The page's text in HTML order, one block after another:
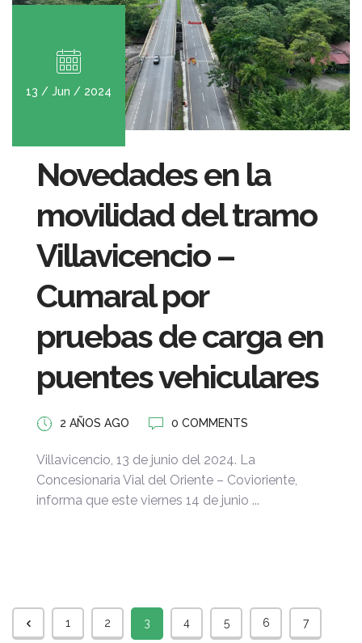
13 / Jun / 2024
Novedades en la
movilidad del tramo
Villavicencio –
Cumaral por
pruebas de carga en
puentes vehiculares
2 AÑOS AGO 0 COMMENTS
Villavicencio, 13 de junio del 2024. La
Concesionaria Vial del Oriente – Covioriente,
informa que este viernes 14 de junio ...
1 2 3 4 5 6 7